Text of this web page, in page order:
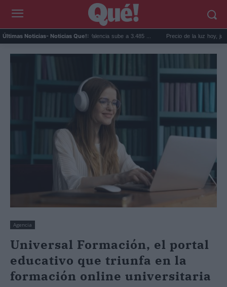
Últimas Noticias- Noticias Que!:
precio de la vivienda en Valencia sube a 3.485 ... Precio de la luz hoy, jueves 6
Agencia
Universal Formación, el portal
educativo que triunfa en la
formación online universitaria